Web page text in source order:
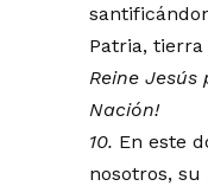
Patria,
Reine Jesús
Nación!
10. En este
nosotros,